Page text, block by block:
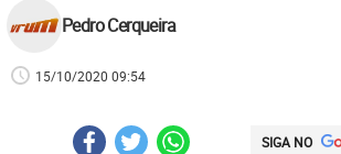
Pedro Cerqueira
15/10/2020 09:54
SIGA NO